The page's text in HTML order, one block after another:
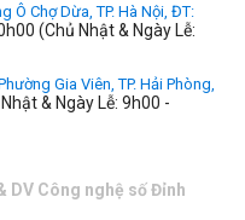
Ô Chợ Dừa, TP. Hà Nội, ĐT:
(Chủ Nhật & Ngày Lễ:
Gia Viên, TP. Hải Phòng,
& Ngày Lễ: 9h00 -
DV Công nghệ số Đỉnh